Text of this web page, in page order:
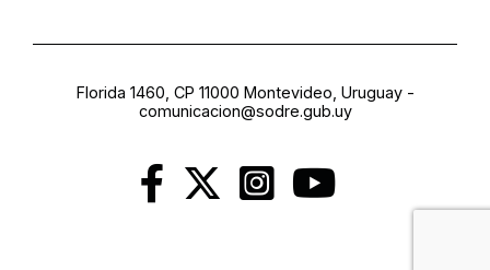
Florida 1460, CP 11000 Montevideo, Uruguay-
comunicacion@sodre.gub.uy